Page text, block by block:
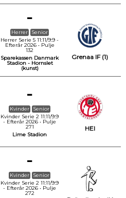
-
Herrer
Senior
Herrer Serie 5 11:11/9:9 -
Efterår 2026 • Pulje
132
Sparekassen Danmark
Stadion - Hornslet
(kunst)
Grenaa IF (1)
-
Kvinder
Senior
Kvinder Serie 2 11:11/9:9
- Efterår 2026 • Pulje
271
Lime Stadion
HEI
-
Kvinder
Senior
Kvinder Serie 2 11:11/9:9
- Efterår 2026 • Pulje
272